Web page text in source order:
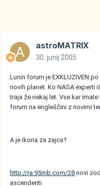
astroMATRIX
30. junij 2005
Lunin forum je EXKLUZIVEN
novih planet. Ko NASA experti
traja že nekaj let. Vse kar
forum na engleščini z novimi
A je ikona za zajca?
http://ra.95mb.com/28 novi
ascendenti